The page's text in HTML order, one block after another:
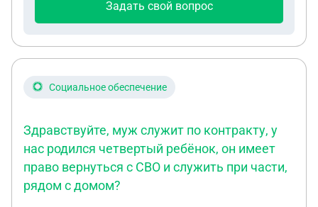
Задать свой вопрос
Социальное обеспечение
Здравствуйте, муж служит по контракту, у
нас родился четвертый ребёнок, он имеет
право вернуться с СВО и служить при части,
рядом с домом?